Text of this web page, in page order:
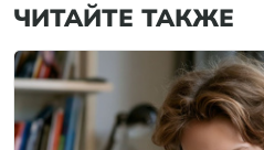
ЧИТАЙТЕ ТАКЖЕ